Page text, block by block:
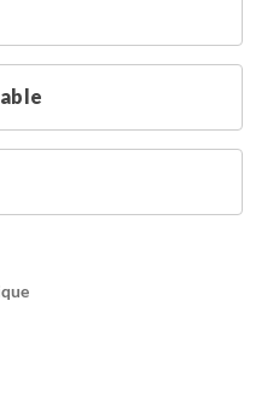
peuvent d’ailleurs être